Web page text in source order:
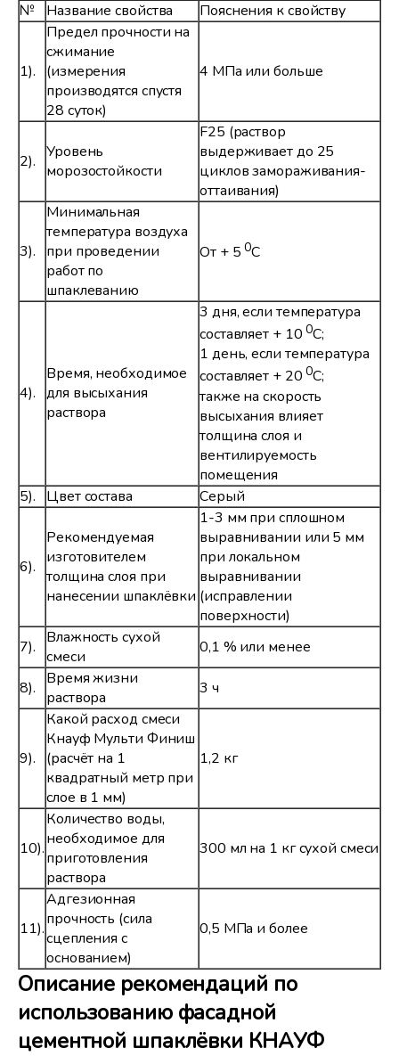
№
Название свойства Пояснения к свойству
1).
Предел прочности на
сжимание
(измерения
производятся спустя
28 суток)
4 МПа или больше
2). Уровень
морозостойкости
F25 (раствор
выдерживает до 25
циклов замораживания-
оттаивания)
3).
Минимальная
температура воздуха
при проведении
работ по
шпаклеванию
От + 50С
4).
Время, необходимое
для высыхания
раствора
3 дня, если температура
составляет + 100С;
1 день, если температура
составляет + 200С;
также на скорость
высыхания влияет
толщина слоя и
вентилируемость
помещения
5).
Цвет состава Серый
6).
Рекомендуемая
изготовителем
толщина слоя при
нанесении шпаклёвки
1-3 мм при сплошном
выравнивании или 5 мм
при локальном
выравнивании
(исправлении
поверхности)
7).
Влажность сухой
смеси
0,1 % или менее
8).
Время жизни
раствора
3 ч
9).
Какой расход смеси
Кнауф Мульти Финиш
(расчёт на 1
квадратный метр при
слое в 1 мм)
1,2 кг
10).
Количество воды,
необходимое для
приготовления
раствора
300 мл на 1 кг сухой смеси
11).
Адгезионная
прочность (сила
сцепления с
основанием)
0,5 МПа и более
Описание рекомендаций по
использованию фасадной
цементной шпаклёвки КНАУФ